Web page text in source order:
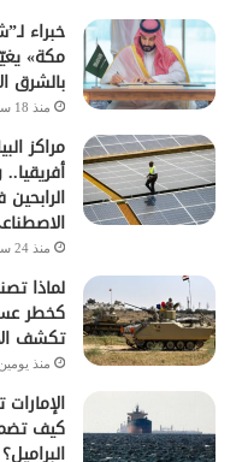
خبراء
مكة»
بالشرق
منذ 18 ساعة
مراكز
منذ 24 ساعة
لماذا
كخطر
تكشف
منذ يومين
كيف